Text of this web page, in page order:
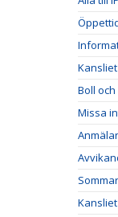
Boll
Missa